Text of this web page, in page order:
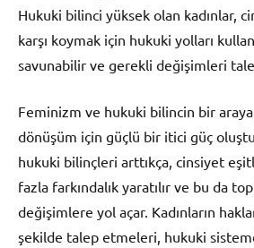
Hukuki bilinci yüksek olan kadınlar,
karşı koymak için hukuki yolları
savunabilir ve gerekli değişimleri
Feminizm ve hukuki bilincin bir
dönüşüm için güçlü bir itici güç
hukuki bilinçleri arttıkça, cinsiyet
fazla farkındalık yaratılır ve bu da
değişimlere yol açar. Kadınların
şekilde talep etmeleri, hukuki